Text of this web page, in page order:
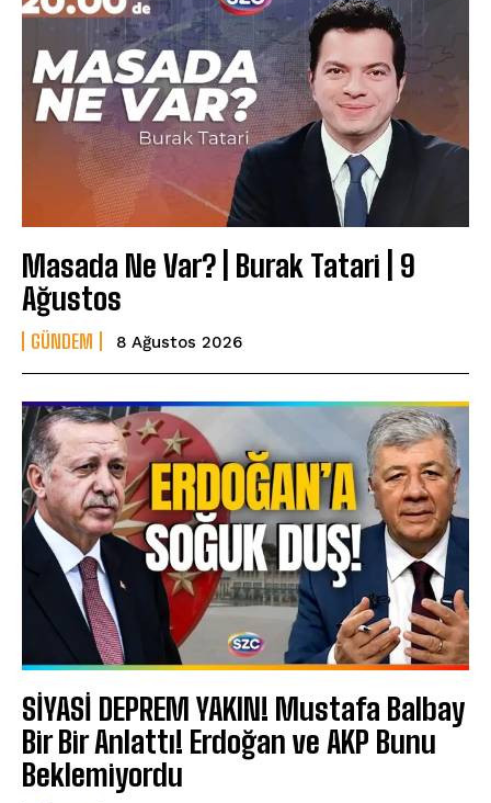
Masada Ne Var? | Burak Tatari | 9
Ağustos
GÜNDEM 8 Ağustos 2026
SİYASİ DEPREM YAKIN! Mustafa Balbay
Bir Bir Anlattı! Erdoğan ve AKP Bunu
Beklemiyordu